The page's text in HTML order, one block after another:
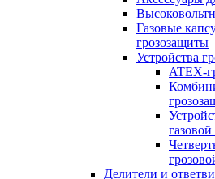
Газовые
грозозащиты
Устройства
ATEX-
Делители и